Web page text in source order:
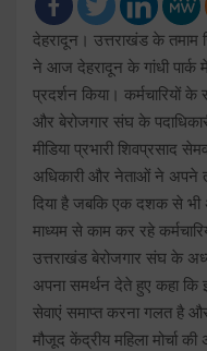
देहरादून। उत्तराखंड के तमाम
ने आज देहरादून के गांधी पार्क
प्रदर्शन किया। कर्मचारियों
और बेरोजगार संघ के
मीडिया प्रभारी शिवप्रसाद
अधिकारी और नेताओं ने अपने
दिया है जबकि एक दशक से
माध्यम से काम कर रहे
उत्तराखंड बेरोजगार संघ के
अपना समर्थन देते हुए कहा कि
सेवाएं समाप्त करना गलत है
मौजूद केंद्रीय महिला मोर्चा